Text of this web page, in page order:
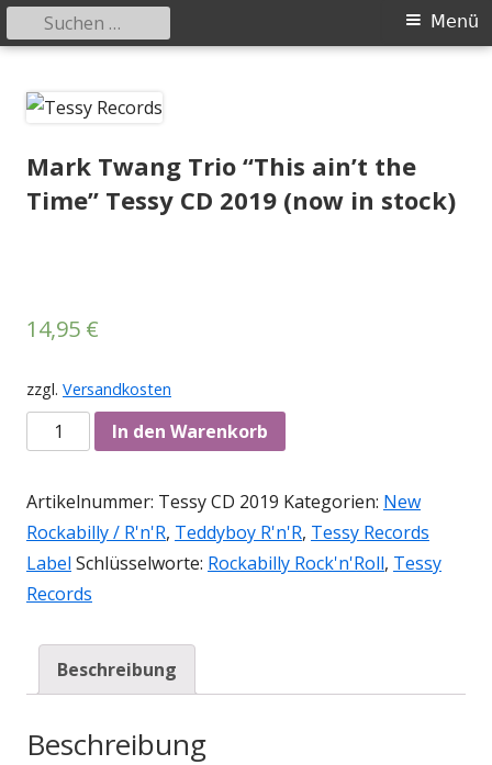
zum
Primäres
Menü
Suchen
nach:
Mark Twang Trio “This ain’t the
Time” Tessy CD 2019 (now in stock)
14,95 €
zzgl. Versandkosten
Anzahl In den Warenkorb
Artikelnummer: Tessy CD 2019 Kategorien: New
Rockabilly / R'n'R, Teddyboy R'n'R, Tessy Records
Label Schlüsselworte: Rockabilly Rock'n'Roll, Tessy
Records
Beschreibung
Beschreibung